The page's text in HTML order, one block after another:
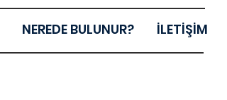
NEREDE BULUNUR? İLETİŞİM